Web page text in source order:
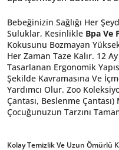
Bebeğinizin Sağlığı Her
Suluklar, Kesinlikle Bpa Ve
Kokusunu Bozmayan
Her Zaman Taze Kalır. 12
Tasarlanan Ergonomik
Şekilde Kavramasına Ve
Yardımcı Olur. Zoo
Çantası, Beslenme
Çocuğunuzun Tarzını
Kolay Temizlik Ve Uzun Ömürlü